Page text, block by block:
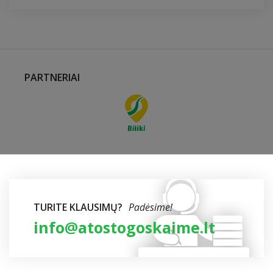
PARTNERIAI
TURITE KLAUSIMŲ? Padėsime!
info@atostogoskaime.lt